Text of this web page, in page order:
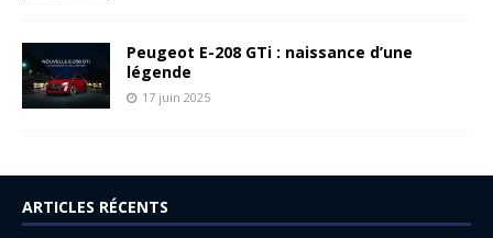
Peugeot E-208 GTi : naissance d’une
légende
17 juin 2025
ARTICLES RÉCENTS